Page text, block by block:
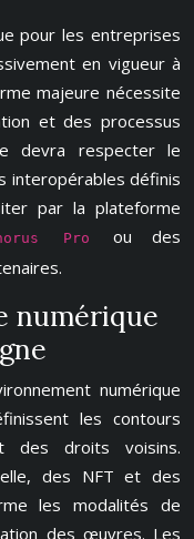
pour les entreprises
en vigueur à
majeure nécessite
et des processus
devra respecter le
interopérables définis
par la plateforme
Proou des
numérique
numérique
les contours
des droits voisins.
des NFT et des
les modalités de
des œuvres. Les